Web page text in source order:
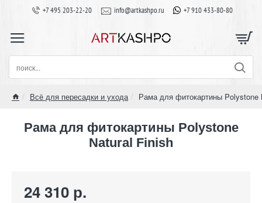
+7 495 203-22-20 info@artkashpo.ru +7 910 433-80-80
поиск...
Всё для пересадки и ухода Рама для фитокартины Polystone
Рама для фитокартины Polystone
Natural Finish
24 310 р.